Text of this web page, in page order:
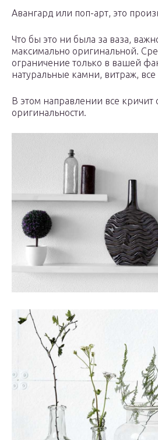
Авангард или поп-арт, это
Что бы это ни была за ваза,
максимально оригинальной.
ограничение только в вашей
натуральные камни, витраж,
В этом направлении все кричит
оригинальности.